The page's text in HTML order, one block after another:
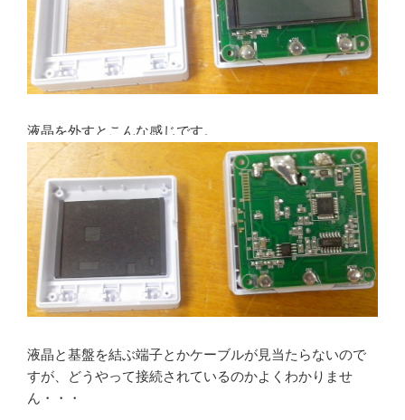
液晶を外すとこんな感じです。
液晶と基盤を結ぶ端子とかケーブルが見当たらないので
すが、どうやって接続されているのかよくわかりませ
ん・・・